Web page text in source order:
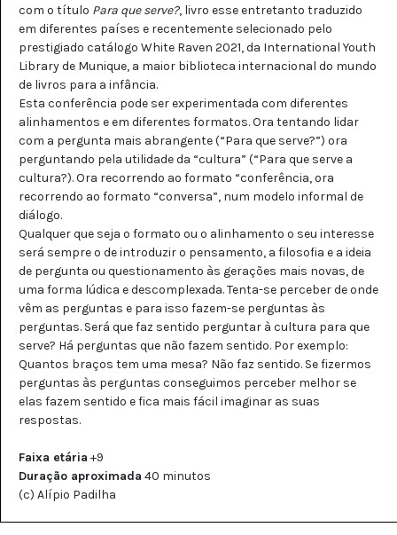
com o título Para que serve?, livro esse entretanto traduzido
em diferentes países e recentemente selecionado pelo
prestigiado catálogo White Raven 2021, da International Youth
Library de Munique, a maior biblioteca internacional do mundo
de livros para a infância.
Esta conferência pode ser experimentada com diferentes
alinhamentos e em diferentes formatos. Ora tentando lidar
com a pergunta mais abrangente (“Para que serve?”) ora
perguntando pela utilidade da “cultura” (“Para que serve a
cultura?). Ora recorrendo ao formato “conferência, ora
recorrendo ao formato “conversa”, num modelo informal de
diálogo.
Qualquer que seja o formato ou o alinhamento o seu interesse
será sempre o de introduzir o pensamento, a filosofia e a ideia
de pergunta ou questionamento às gerações mais novas, de
uma forma lúdica e descomplexada. Tenta-se perceber de onde
vêm as perguntas e para isso fazem-se perguntas às
perguntas. Será que faz sentido perguntar à cultura para que
serve? Há perguntas que não fazem sentido. Por exemplo:
Quantos braços tem uma mesa? Não faz sentido. Se fizermos
perguntas às perguntas conseguimos perceber melhor se
elas fazem sentido e fica mais fácil imaginar as suas
respostas.
Faixa etária +9
Duração aproximada 40 minutos
(c) Alípio Padilha